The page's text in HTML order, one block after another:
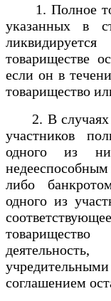
1. Полное
указанных в
товариществе
если он в
товарищество
2. В случаях
участников
одного из
либо
одного из
соглашением